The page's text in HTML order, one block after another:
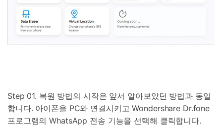
Step 01. 복원 방법의 시작은 앞서 알아보았던 방법과 동일
합니다. 아이폰을 PC와 연결시키고 Wondershare Dr.fone
프로그램의 WhatsApp 전송 기능을 선택해 클릭합니다.